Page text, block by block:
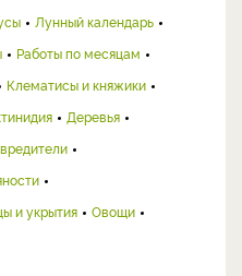
Лунный календарь
Работы по месяцам
Клематисы и княжики
Деревья
и укрытия
Овощи